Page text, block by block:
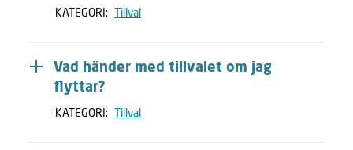
KATEGORI: Tillval
Vad händer med tillvalet om jag
flyttar?
KATEGORI: Tillval